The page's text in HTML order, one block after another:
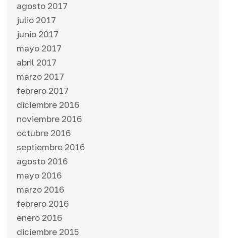
agosto 2017
julio 2017
junio 2017
mayo 2017
abril 2017
marzo 2017
febrero 2017
diciembre 2016
noviembre 2016
octubre 2016
septiembre 2016
agosto 2016
mayo 2016
marzo 2016
febrero 2016
enero 2016
diciembre 2015